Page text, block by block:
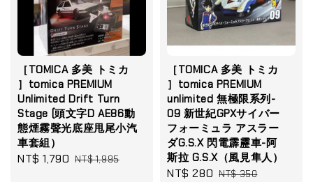
［TOMICA 多美 トミカ
］tomica PREMIUM
Unlimited Drift Turn
Stage (頭文字D AE86動
態煙霧聲光底座甩尾小汽
車套組）
Sale
NT$ 1,790 Regular
NT$ 1,995
［TOMICA 多美 トミカ
］tomica PREMIUM
unlimited 無極限系列-
09 新世紀GPXサイバー
フォーミュラ アスラー
ダG.S.X 閃電霹靂車-阿
斯拉 G.S.X（風見隼人）
Sale
NT$ 280 Regular
NT$ 350